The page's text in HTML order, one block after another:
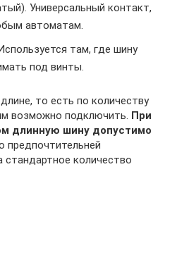
Универсальный контакт,
автоматам.
там, где шину
под винты.
то есть по количеству
возможно подключить. При
длинную шину допустимо
предпочтительней
стандартное количество